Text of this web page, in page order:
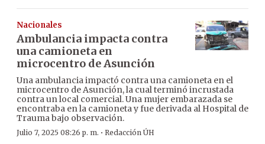
Nacionales
Ambulancia impacta contra
una camioneta en
microcentro de Asunción
Una ambulancia impactó contra una camioneta en el
microcentro de Asunción, la cual terminó incrustada
contra un local comercial. Una mujer embarazada se
encontraba en la camioneta y fue derivada al Hospital de
Trauma bajo observación.
Julio 7, 2025 08:26 p. m. · Redacción ÚH